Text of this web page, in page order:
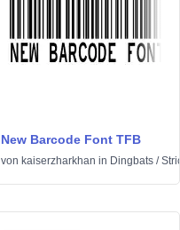
New Barcode Font TFB
von kaiserzharkhan in Dingbats /